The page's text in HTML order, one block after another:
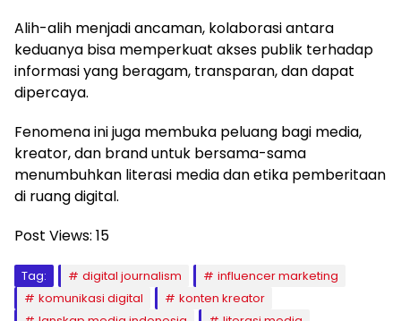
Alih-alih menjadi ancaman, kolaborasi antara
keduanya bisa memperkuat akses publik terhadap
informasi yang beragam, transparan, dan dapat
dipercaya.
Fenomena ini juga membuka peluang bagi media,
kreator, dan brand untuk bersama-sama
menumbuhkan literasi media dan etika pemberitaan
di ruang digital.
Post Views: 15
Tag: digital journalism
influencer marketing
komunikasi digital
konten kreator